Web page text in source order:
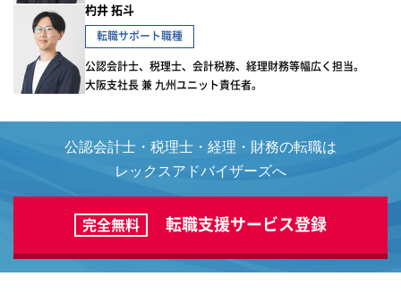
杓井 拓斗
転職サポート職種
公認会計士、税理士、会計税務、経理財務等幅広く担当。
大阪支社長 兼 九州ユニット責任者。
公認会計士・税理士・経理・財務の転職は
レックスアドバイザーズへ
完全無料 転職支援サービス登録